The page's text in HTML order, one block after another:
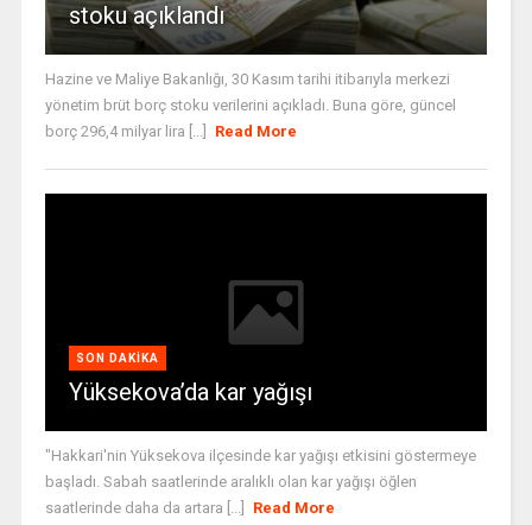
stoku açıklandı
Hazine ve Maliye Bakanlığı, 30 Kasım tarihi itibarıyla merkezi
yönetim brüt borç stoku verilerini açıkladı. Buna göre, güncel
borç 296,4 milyar lira [...]
Read More
SON DAKIKA
Yüksekova’da kar yağışı
"Hakkari'nin Yüksekova ilçesinde kar yağışı etkisini göstermeye
başladı. Sabah saatlerinde aralıklı olan kar yağışı öğlen
saatlerinde daha da artara [...]
Read More